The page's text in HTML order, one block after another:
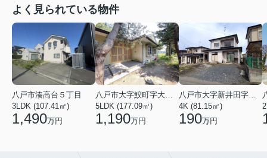
よく見られている物件
八戸市湊高台５丁目
3LDK (107.41㎡)
1,490万円
八戸市大字鮫町字大草離
5LDK (177.09㎡)
1,190万円
八戸市大字新井田字塩入
4K (81.15㎡)
190万円